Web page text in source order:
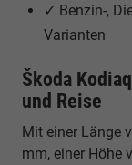
✓ Benzin-,
Varianten
Škoda
und Reise
Mit einer Länge
mm, einer Höhe